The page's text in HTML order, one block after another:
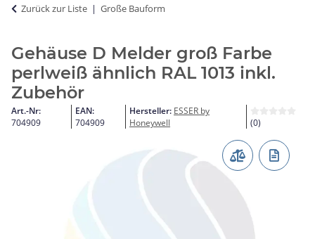
Zurück zur Liste Große Bauform
Gehäuse D Melder groß Farbe
perlweiß ähnlich RAL 1013 inkl.
Zubehör
Art.-Nr:
704909
EAN:
704909
Hersteller: ESSER by
Honeywell
(0)